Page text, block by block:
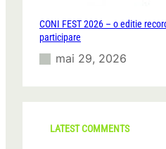
CONI FEST 2026 – o editie
participare
mai 29, 2026
LATEST COMMENTS